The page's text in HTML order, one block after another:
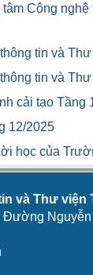
Công
tin và
tin và
cải tạo
12/2025
học của
và Thư
Đường